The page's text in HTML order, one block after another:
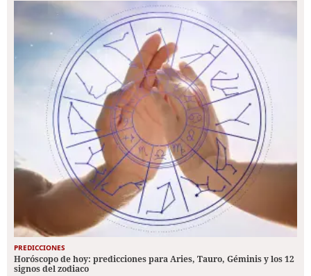
PREDICCIONES
Horóscopo de hoy: predicciones para Aries, Tauro, Géminis y los 12
signos del zodiaco